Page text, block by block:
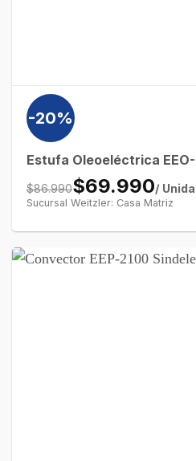
-20%
Estufa Oleoeléctrica
$86.990$69.990/
Sucursal Weitzler: Casa Matriz